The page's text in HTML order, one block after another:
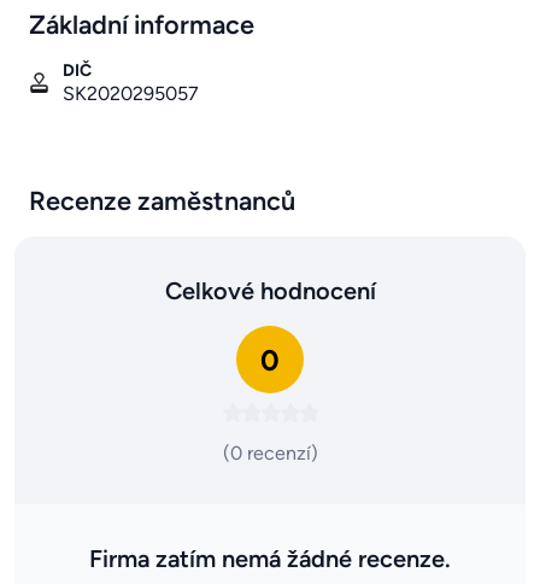
Základní informace
DIČ
SK2020295057
Recenze zaměstnanců
Celkové hodnocení
0
(0 recenzí)
Firma zatím nemá žádné recenze.